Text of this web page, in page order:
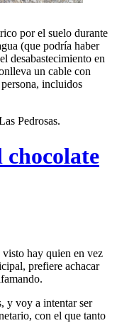
por el suelo durante
(que podría haber
desabastecimiento en
un cable con
incluidos
Pedrosas.
chocolate
hay quien en vez
prefiere achacar
y voy a intentar ser
con el que tanto